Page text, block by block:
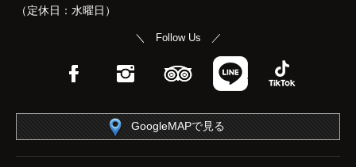
（定休日：水曜日）
＼ Follow Us ／
FacebookInstagramTripAdvisor
LINE
GoogleMAPで見る